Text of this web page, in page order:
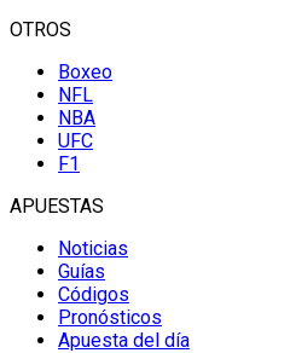
OTROS
Boxeo
NFL
NBA
UFC
F1
APUESTAS
Noticias
Guías
Códigos
Pronósticos
Apuesta del día